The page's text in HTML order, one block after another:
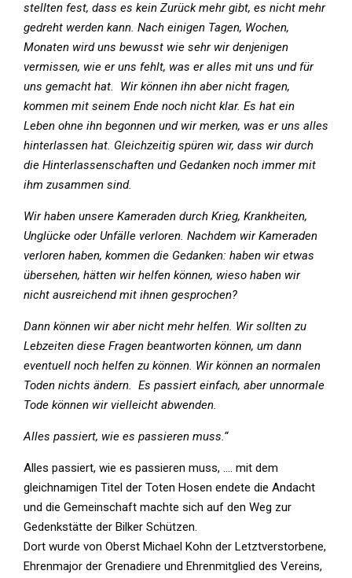
stellten fest, dass es kein Zurück mehr gibt, es nicht mehr
gedreht werden kann. Nach einigen Tagen, Wochen,
Monaten wird uns bewusst wie sehr wir denjenigen
vermissen, wie er uns fehlt, was er alles mit uns und für
uns gemacht hat. Wir können ihn aber nicht fragen,
kommen mit seinem Ende noch nicht klar. Es hat ein
Leben ohne ihn begonnen und wir merken, was er uns alles
hinterlassen hat. Gleichzeitig spüren wir, dass wir durch
die Hinterlassenschaften und Gedanken noch immer mit
ihm zusammen sind.
Wir haben unsere Kameraden durch Krieg, Krankheiten,
Unglücke oder Unfälle verloren. Nachdem wir Kameraden
verloren haben, kommen die Gedanken: haben wir etwas
übersehen, hätten wir helfen können, wieso haben wir
nicht ausreichend mit ihnen gesprochen?
Dann können wir aber nicht mehr helfen. Wir sollten zu
Lebzeiten diese Fragen beantworten können, um dann
eventuell noch helfen zu können. Wir können an normalen
Toden nichts ändern. Es passiert einfach, aber unnormale
Tode können wir vielleicht abwenden.
Alles passiert, wie es passieren muss.“
Alles passiert, wie es passieren muss, …. mit dem
gleichnamigen Titel der Toten Hosen endete die Andacht
und die Gemeinschaft machte sich auf den Weg zur
Gedenkstätte der Bilker Schützen.
Dort wurde von Oberst Michael Kohn der Letztverstorbene,
Ehrenmajor der Grenadiere und Ehrenmitglied des Vereins,